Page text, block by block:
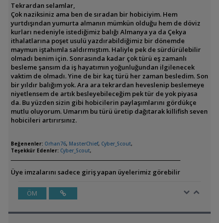
Tekrardan selamlar,
Çok naziksiniz ama ben de sıradan bir hobiciyim. Hem
yurtdışından yumurta almanın mümkün olduğu hem de döviz
kurları nedeniyle istediğimiz balığı Almanya ya da Çekya
ithalatlarına poşet usulü yazdırabildiğimiz bir dönemde
maymun iştahımla saldırmıştım. Haliyle pek de sürdürülebilir
olmadı benim için. Sonrasında kadar çok türü eş zamanlı
besleme şansım da iş hayatımın yoğunluğundan ilgilenecek
vaktim de olmadı. Yine de bir kaç türü her zaman besledim. Son
bir yıldır balığım yok. Ara ara tekrardan heveslenip beslemeye
niyetlensem de artık besleyebileceğim pek tür de yok piyasa
da. Bu yüzden sizin gibi hobicilerin paylaşımlarını gördükçe
mutlu oluyorum. Umarım bu türü üretip dağıtarak killifish seven
hobicileri artırırsınız.
Beğenenler: Orhan76, MasterChief, Cyber_Scout,
Teşekkür Edenler: Cyber_Scout,
Üye imzalarını sadece giriş yapan üyelerimiz görebilir
ÖM